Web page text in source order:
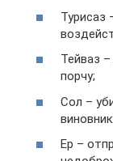
Турисаз
Тейваз
порчу;
Сол –
Ер –